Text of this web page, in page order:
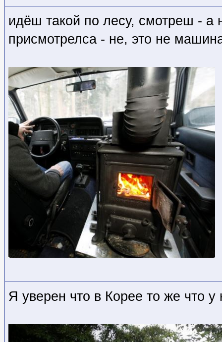
идёш такой по лесу, смотреш - а
присмотрелса - не, это не
Я уверен что в Корее то же что у